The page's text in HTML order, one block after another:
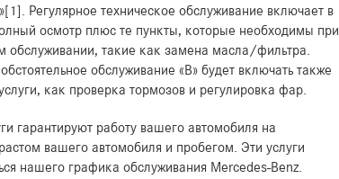
Регулярное техническое обслуживание включает в
осмотр плюс те пункты, которые необходимы при
обслуживании, такие как замена масла/фильтра.
обслуживание «В» будет включать также
как проверка тормозов и регулировка фар.
гарантируют работу вашего автомобиля на
вашего автомобиля и пробегом. Эти услуги
нашего графика обслуживания Mercedes-Benz.